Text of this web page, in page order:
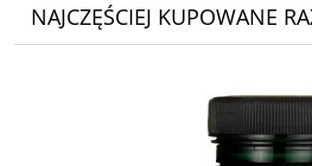
NAJCZĘŚCIEJ KUPOWANE